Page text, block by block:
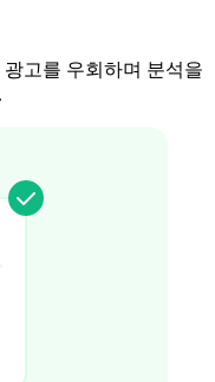
고를 우회하며 분석을